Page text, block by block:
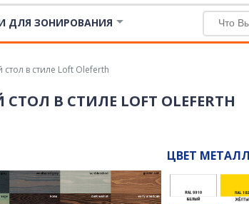
ДЛЯ ЗОНИРОВАНИЯ
в стиле Loft Oleferth
В СТИЛЕ LOFT OLEFERTH
ЦВЕТ